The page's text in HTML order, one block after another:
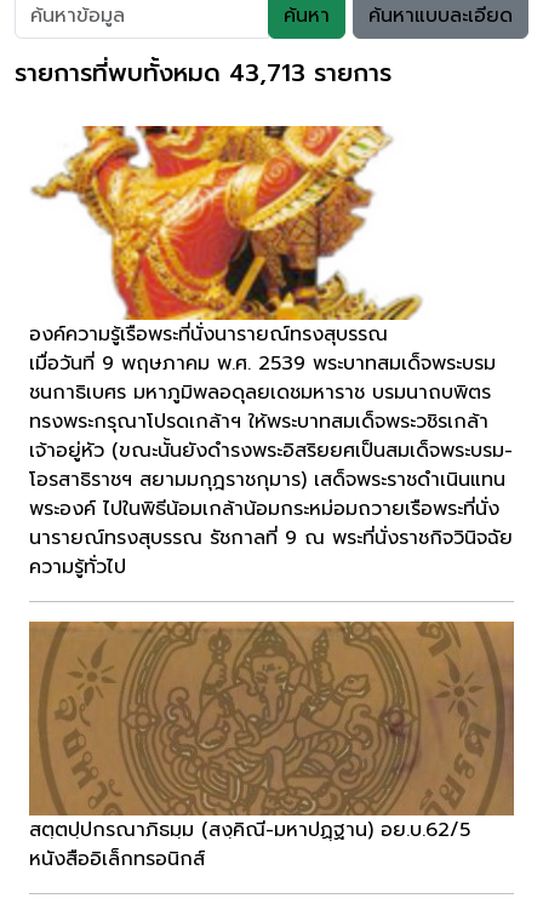
ค้นหา ค้นหาแบบละเอียด
รายการที่พบทั้งหมด 43,713 รายการ
องค์ความรู้เรือพระที่นั่งนารายณ์ทรงสุบรรณ
เมื่อวันที่ 9 พฤษภาคม พ.ศ. 2539 พระบาทสมเด็จพระบรม
ชนกาธิเบศร มหาภูมิพลอดุลยเดชมหาราช บรมนาถบพิตร
ทรงพระกรุณาโปรดเกล้าฯ ให้พระบาทสมเด็จพระวชิรเกล้า
เจ้าอยู่หัว (ขณะนั้นยังดำรงพระอิสริยยศเป็นสมเด็จพระบรม-
โอรสาธิราชฯ สยามมกุฎราชกุมาร) เสด็จพระราชดำเนินแทน
พระองค์ ไปในพิธีน้อมเกล้าน้อมกระหม่อมถวายเรือพระที่นั่ง
นารายณ์ทรงสุบรรณ รัชกาลที่ 9 ณ พระที่นั่งราชกิจวินิจฉัย
ความรู้ทั่วไป
สตฺตปฺปกรณาภิธมฺม (สงฺคิณี-มหาปฏฺฐาน) อย.บ.62/5
หนังสืออิเล็กทรอนิกส์